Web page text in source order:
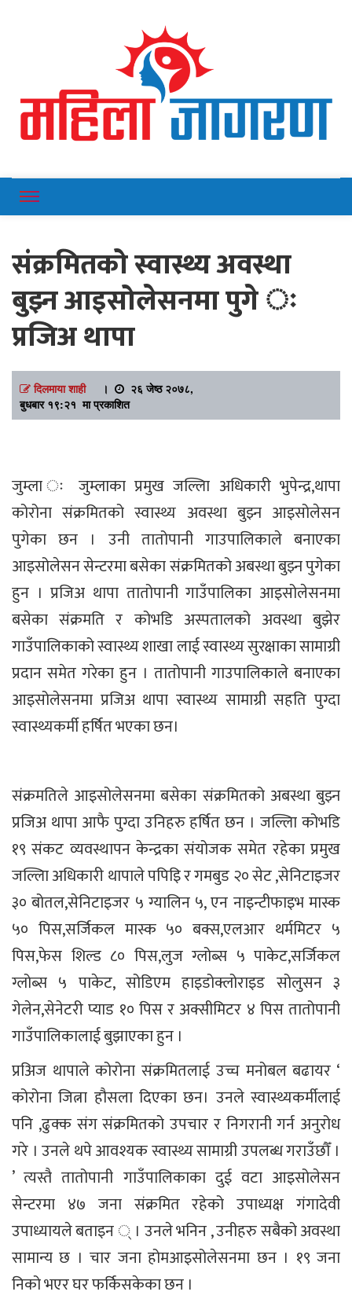
Mahilajagaran
संक्रमितको स्वास्थ्य अवस्था
बुझ्न आइसोलेसनमा पुगे ः
प्रजिअ थापा
दिलमाया शाही ।
२६ जेष्ठ २०७८,
बुधबार १९:२१ मा प्रकाशित
जुम्ला ः जुम्लाका प्रमुख जल्लिा अधिकारी भुपेन्द्र,थापा
कोरोना संक्रमितको स्वास्थ्य अवस्था बुझ्न आइसोलेसन
पुगेका छन । उनी तातोपानी गाउपालिकाले बनाएका
आइसोलेसन सेन्टरमा बसेका संक्रमितको अबस्था बुझ्न पुगेका
हुन । प्रजिअ थापा तातोपानी गाउँपालिका आइसोलेसनमा
बसेका संक्रमति र कोभडि अस्पतालको अवस्था बुझेर
गाउँपालिकाको स्वास्थ्य शाखा लाई स्वास्थ्य सुरक्षाका सामाग्री
प्रदान समेत गरेका हुन । तातोपानी गाउपालिकाले बनाएका
आइसोलेसनमा प्रजिअ थापा स्वास्थ्य सामाग्री सहति पुग्दा
स्वास्थ्यकर्मी हर्षित भएका छन।
संक्रमतिले आइसोलेसनमा बसेका संक्रमितको अबस्था बुझ्न
प्रजिअ थापा आफै पुग्दा उनिहरु हर्षित छन । जल्लिा कोभडि
१९ संकट व्यवस्थापन केन्द्रका संयोजक समेत रहेका प्रमुख
जल्लिा अधिकारी थापाले पपिइि र गमबुड २० सेट ,सेनिटाइजर
३० बोतल,सेनिटाइजर ५ ग्यालिन ५, एन नाइन्टीफाइभ मास्क
५० पिस,सर्जिकल मास्क ५० बक्स,एलआर थर्ममिटर ५
पिस,फेस शिल्ड ८० पिस,लुज ग्लोब्स ५ पाकेट,सर्जिकल
ग्लोब्स ५ पाकेट, सोडिएम हाइडोक्लोराइड सोलुसन ३
गेलेन,सेनेटरी प्याड १० पिस र अक्सीमिटर ४ पिस तातोपानी
गाउँपालिकालाई बुझाएका हुन ।
प्रअिज थापाले कोरोना संक्रमितलाई उच्च मनोबल बढायर ‘
कोरोना जित्ना हौसला दिएका छन। उनले स्वास्थ्यकर्मीलाई
पनि ,ढुक्क संग संक्रमितको उपचार र निगरानी गर्न अनुरोध
गरे । उनले थपे आवश्यक स्वास्थ्य सामाग्री उपलब्ध गराउँछौँ ।
’ त्यस्तै तातोपानी गाउँपालिकाका दुई वटा आइसोलेसन
सेन्टरमा ४७ जना संक्रमित रहेको उपाध्यक्ष गंगादेवी
उपाध्यायले बताइन ् । उनले भनिन , उनीहरु सबैको अवस्था
सामान्य छ । चार जना होमआइसोलेसनमा छन । १९ जना
निको भएर घर फर्किसकेका छन ।